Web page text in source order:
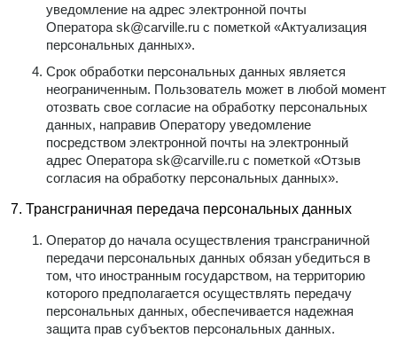
уведомление на адрес электронной почты
Оператора sk@carville.ru с пометкой «Актуализация
персональных данных».
Срок обработки персональных данных является
неограниченным. Пользователь может в любой момент
отозвать свое согласие на обработку персональных
данных, направив Оператору уведомление
посредством электронной почты на электронный
адрес Оператора sk@carville.ru с пометкой «Отзыв
согласия на обработку персональных данных».
7. Трансграничная передача персональных данных
Оператор до начала осуществления трансграничной
передачи персональных данных обязан убедиться в
том, что иностранным государством, на территорию
которого предполагается осуществлять передачу
персональных данных, обеспечивается надежная
защита прав субъектов персональных данных.